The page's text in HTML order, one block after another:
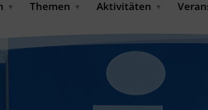
Themen
Industriewasserwirtschaft
Aktivitäten
für KMU
Auslandsmessen
und Transferprojekt